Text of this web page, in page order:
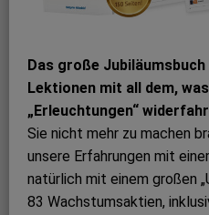
Das große
Lektionen mit all dem,
„Erleuchtungen“
Sie nicht mehr zu machen
unsere Erfahrungen mit
natürlich mit einem großen
83 Wachstumsaktien,